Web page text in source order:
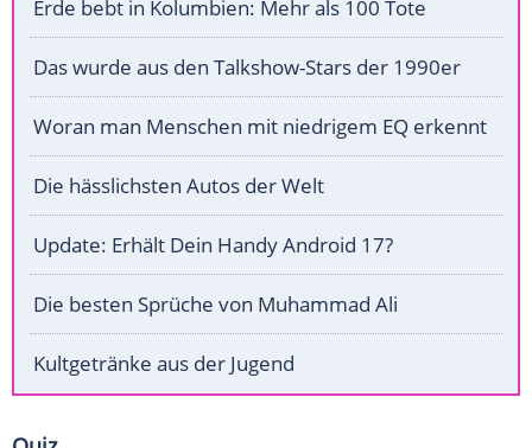
Erde bebt in Kolumbien: Mehr als 100 Tote
Das wurde aus den Talkshow-Stars der 1990er
Woran man Menschen mit niedrigem EQ erkennt
Die hässlichsten Autos der Welt
Update: Erhält Dein Handy Android 17?
Die besten Sprüche von Muhammad Ali
Kultgetränke aus der Jugend